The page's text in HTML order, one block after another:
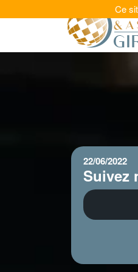
22/06/2022
Suivez
Ce